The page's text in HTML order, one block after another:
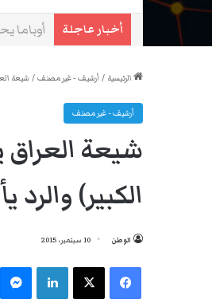
أخبار عاجلة زهران
الرئيسية / أرشيف - غير مصنف/ شيعة
أرشيف - غير مصنف
شيعة
الكبير) والرد
الوطن 10 سبتمبر، 2015
فيسبوك ‫X لينكدإن